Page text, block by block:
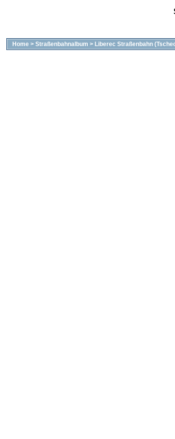
Home > Straßenbahnalbum > Liberec Straßenbahn